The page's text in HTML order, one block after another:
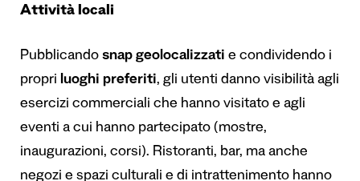
Attività locali
Pubblicando snap geolocalizzati e condividendo i
propri luoghi preferiti, gli utenti danno visibilità agli
esercizi commerciali che hanno visitato e agli
eventi a cui hanno partecipato (mostre,
inaugurazioni, corsi). Ristoranti, bar, ma anche
negozi e spazi culturali e di intrattenimento hanno